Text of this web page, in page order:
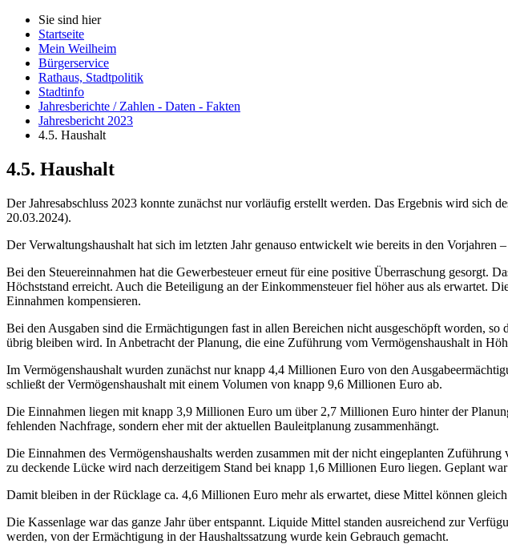
Sie sind hier
Startseite
Mein Weilheim
Bürgerservice
Rathaus, Stadtpolitik
Stadtinfo
Jahresberichte / Zahlen - Daten - Fakten
Jahresbericht 2023
4.5. Haushalt
4.5. Haushalt
Der Jahresabschluss 2023 konnte zunächst nur vorläufig erstellt werden. Das Ergebnis wird sich
20.03.2024).
Der Verwaltungshaushalt hat sich im letzten Jahr genauso entwickelt wie bereits in den Vorjahren
Bei den Steuereinnahmen hat die Gewerbesteuer erneut für eine positive Überraschung gesorgt.
Höchststand erreicht. Auch die Beteiligung an der Einkommensteuer fiel höher aus als erwartet.
Einnahmen kompensieren.
Bei den Ausgaben sind die Ermächtigungen fast in allen Bereichen nicht ausgeschöpft worden,
übrig bleiben wird. In Anbetracht der Planung, die eine Zuführung vom Vermögenshaushalt in
Im Vermögenshaushalt wurden zunächst nur knapp 4,4 Millionen Euro von den
schließt der Vermögenshaushalt mit einem Volumen von knapp 9,6 Millionen Euro ab.
Die Einnahmen liegen mit knapp 3,9 Millionen Euro um über 2,7 Millionen Euro hinter der
fehlenden Nachfrage, sondern eher mit der aktuellen Bauleitplanung zusammenhängt.
Die Einnahmen des Vermögenshaushalts werden zusammen mit der nicht eingeplanten
zu deckende Lücke wird nach derzeitigem Stand bei knapp 1,6 Millionen Euro liegen. Geplant
Damit bleiben in der Rücklage ca. 4,6 Millionen Euro mehr als erwartet, diese Mittel können
Die Kassenlage war das ganze Jahr über entspannt. Liquide Mittel standen ausreichend zur
werden, von der Ermächtigung in der Haushaltssatzung wurde kein Gebrauch gemacht.